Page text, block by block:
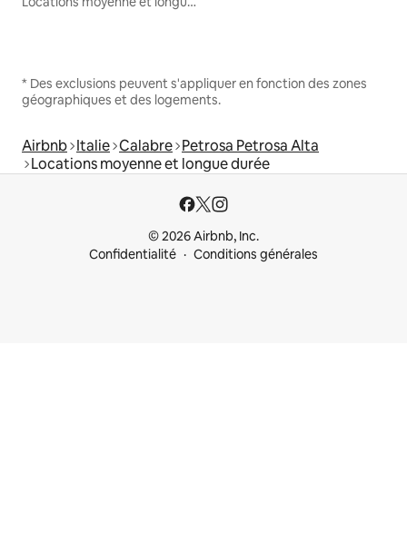
* Des exclusions peuvent s'appliquer en fonction des zones
géographiques et des logements.
Airbnb Italie Calabre Petrosa Petrosa Alta
Locations moyenne et longue durée
© 2026 Airbnb, Inc.
Confidentialité
Conditions générales